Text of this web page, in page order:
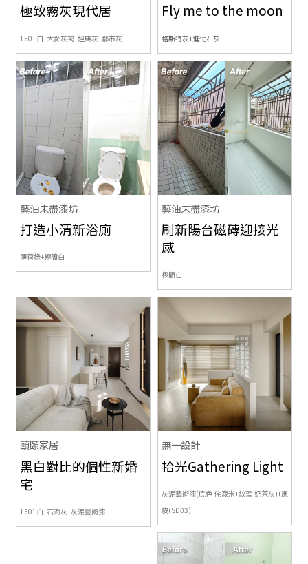
極致霧灰現代居
1501白+大麥灰褐+經典灰+都市灰
Fly me to the moon
格斯特灰+進化石灰
藝油未盡漆坊
打造小清新浴廁
薄荷綠+極簡白
藝油未盡漆坊
刷新陽台磁磚迎接光
感
極簡白
頤頤家居
黑白對比的個性新婚
宅
1501白+石海灰+灰泥藝術漆
無一設計
拾光Gathering Light
灰泥藝術漆(底色-侘寂米+紋理-奶茶灰)+麂
皮(SD03)